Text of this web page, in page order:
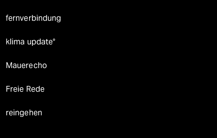
fernverbindung
klima update°
Mauerecho
Freie Rede
reingehen